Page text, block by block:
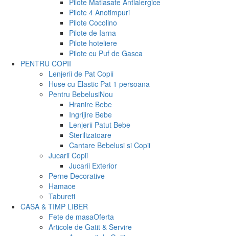
Pilote Matlasate Antialergice
Pilote 4 Anotimpuri
Pilote Cocolino
Pilote de Iarna
Pilote hoteliere
Pilote cu Puf de Gasca
PENTRU COPII
Lenjerii de Pat Copii
Huse cu Elastic Pat 1 persoana
Pentru BebelusiNou
Hranire Bebe
Ingrijire Bebe
Lenjerii Patut Bebe
Sterilizatoare
Cantare Bebelusi si Copii
Jucarii Copii
Jucarii Exterior
Perne Decorative
Hamace
Tabureti
CASA & TIMP LIBER
Fete de masaOferta
Articole de Gatit & Servire